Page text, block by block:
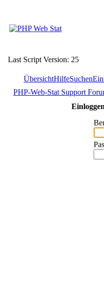
Last Script Version: 25
ÜbersichtHilfeSuchen
PHP-Web-Stat Support
Einloggen